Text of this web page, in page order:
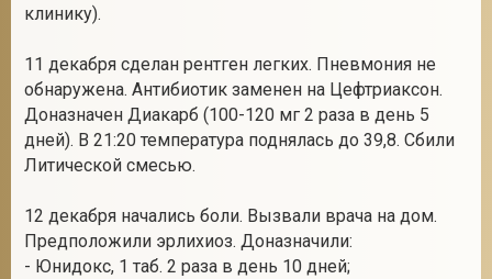
клинику).
11 декабря сделан рентген легких. Пневмония не
обнаружена. Антибиотик заменен на Цефтриаксон.
Доназначен Диакарб (100-120 мг 2 раза в день 5
дней). В 21:20 температура поднялась до 39,8. Сбили
Литической смесью.
12 декабря начались боли. Вызвали врача на дом.
Предположили эрлихиоз. Доназначили:
- Юнидокс, 1 таб. 2 раза в день 10 дней;